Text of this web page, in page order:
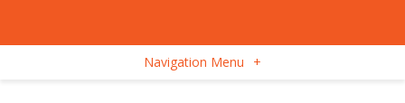
Navigation Menu +